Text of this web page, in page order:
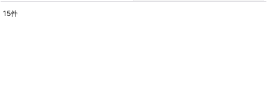
15件